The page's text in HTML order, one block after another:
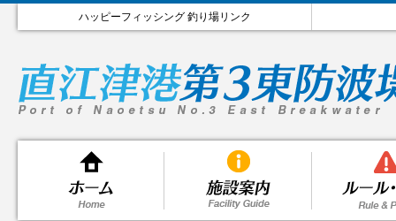
ハッピーフィッシング 釣り場リンク